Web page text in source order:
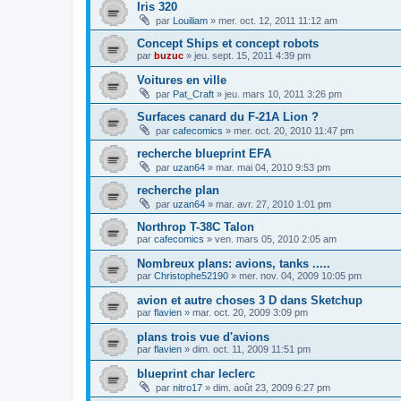
Iris 320
par Louiliam » mer. oct. 12, 2011 11:12 am
Concept Ships et concept robots
par buzuc » jeu. sept. 15, 2011 4:39 pm
Voitures en ville
par Pat_Craft » jeu. mars 10, 2011 3:26 pm
Surfaces canard du F-21A Lion ?
par cafecomics » mer. oct. 20, 2010 11:47 pm
recherche blueprint EFA
par uzan64 » mar. mai 04, 2010 9:53 pm
recherche plan
par uzan64 » mar. avr. 27, 2010 1:01 pm
Northrop T-38C Talon
par cafecomics » ven. mars 05, 2010 2:05 am
Nombreux plans: avions, tanks .....
par Christophe52190 » mer. nov. 04, 2009 10:05 pm
avion et autre choses 3 D dans Sketchup
par flavien » mar. oct. 20, 2009 3:09 pm
plans trois vue d'avions
par flavien » dim. oct. 11, 2009 11:51 pm
blueprint char leclerc
par nitro17 » dim. août 23, 2009 6:27 pm